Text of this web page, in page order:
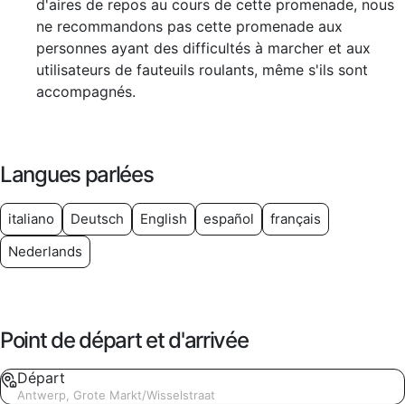
d'aires de repos au cours de cette promenade, nous
ne recommandons pas cette promenade aux
personnes ayant des difficultés à marcher et aux
utilisateurs de fauteuils roulants, même s'ils sont
accompagnés.
Langues parlées
italiano Deutsch English español
français
Nederlands
Point de départ et d'arrivée
Départ
Antwerp, Grote Markt/Wisselstraat